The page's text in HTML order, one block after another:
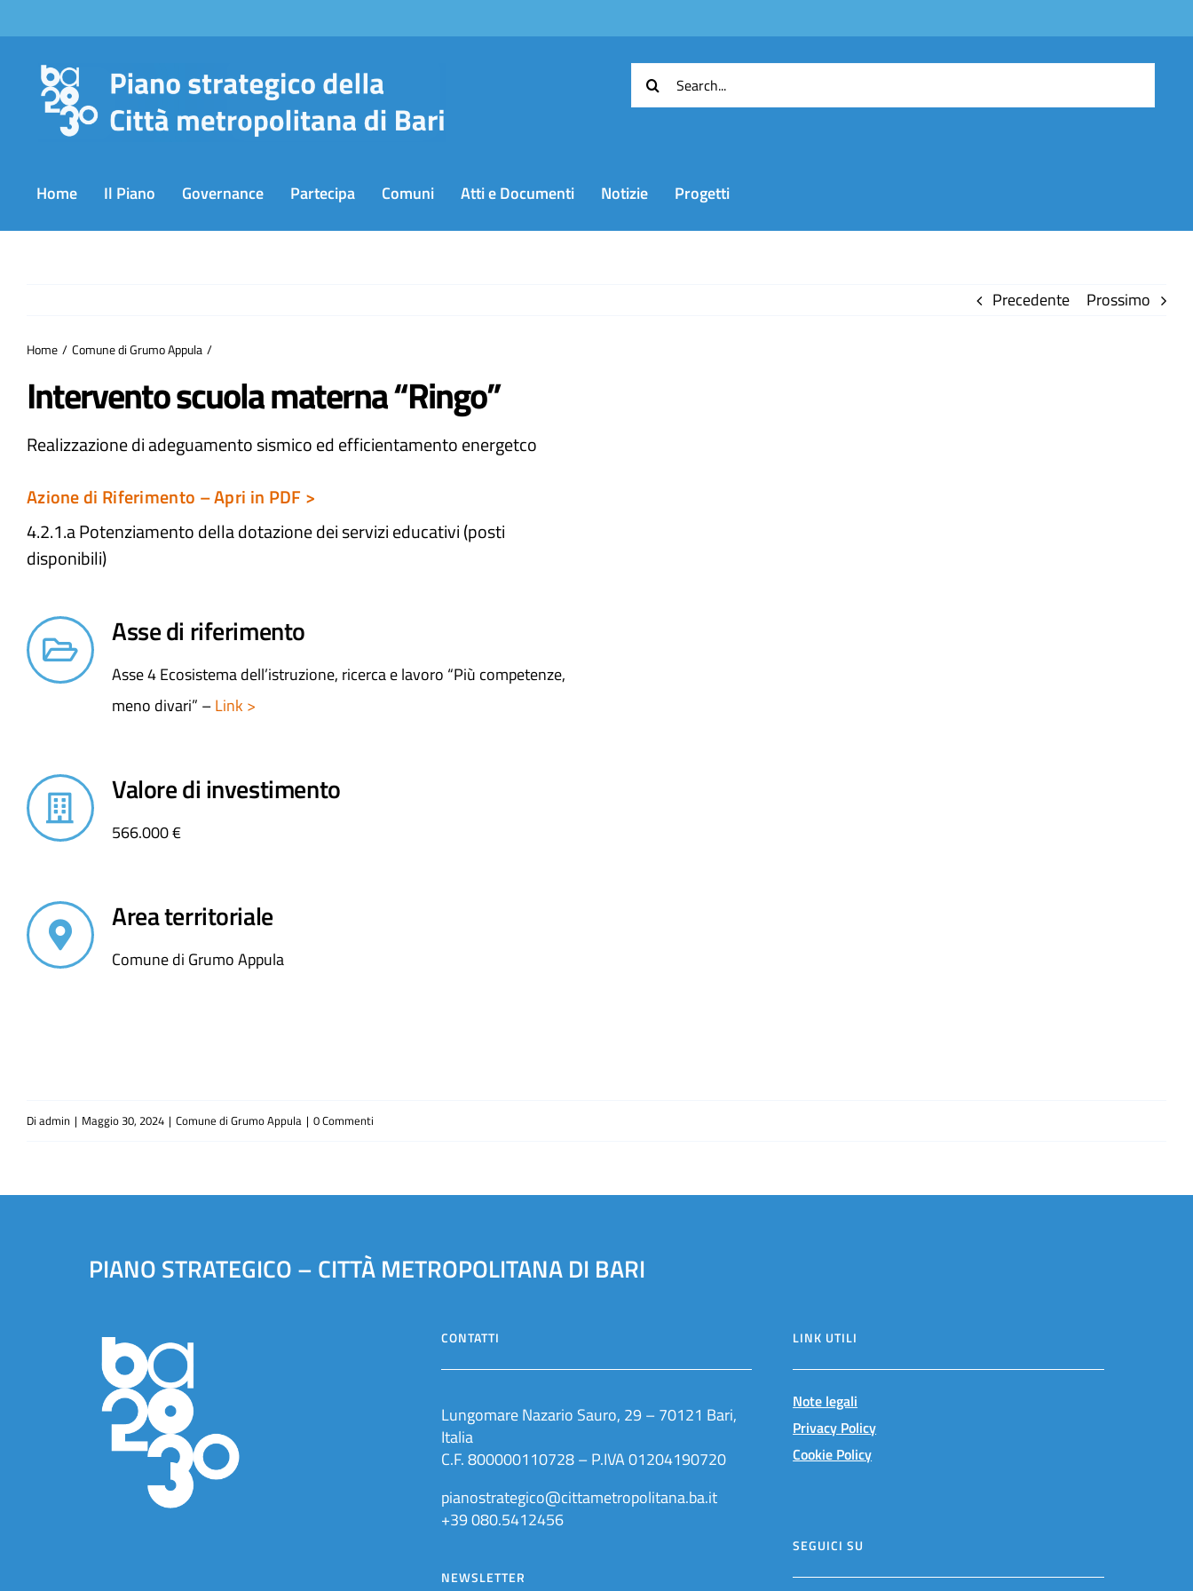
al
contenuto
Cerca
per:
Home Il Piano Governance Partecipa Comuni Atti e Documenti Notizie Progetti
Precedente Prossimo
Home Comune di Grumo Appula
Intervento scuola materna “Ringo”
Realizzazione di adeguamento sismico ed efficientamento energetco
Azione di Riferimento – Apri in PDF >
4.2.1.a Potenziamento della dotazione dei servizi educativi (posti
disponibili)
Asse di riferimento
Asse 4 Ecosistema dell’istruzione, ricerca e lavoro “Più competenze,
meno divari” –Link >
Valore di investimento
566.000 €
Area territoriale
Comune di Grumo Appula
Di admin | Maggio 30, 2024 | Comune di Grumo Appula | 0 Commenti
PIANO STRATEGICO – CITTÀ METROPOLITANA DI BARI
CONTATTI
Lungomare Nazario Sauro, 29 – 70121 Bari,
Italia
C.F. 800000110728 – P.IVA 01204190720
pianostrategico@cittametropolitana.ba.it
+39 080.5412456
NEWSLETTER
LINK UTILI
Note legali
Privacy Policy
Cookie Policy
SEGUICI SU